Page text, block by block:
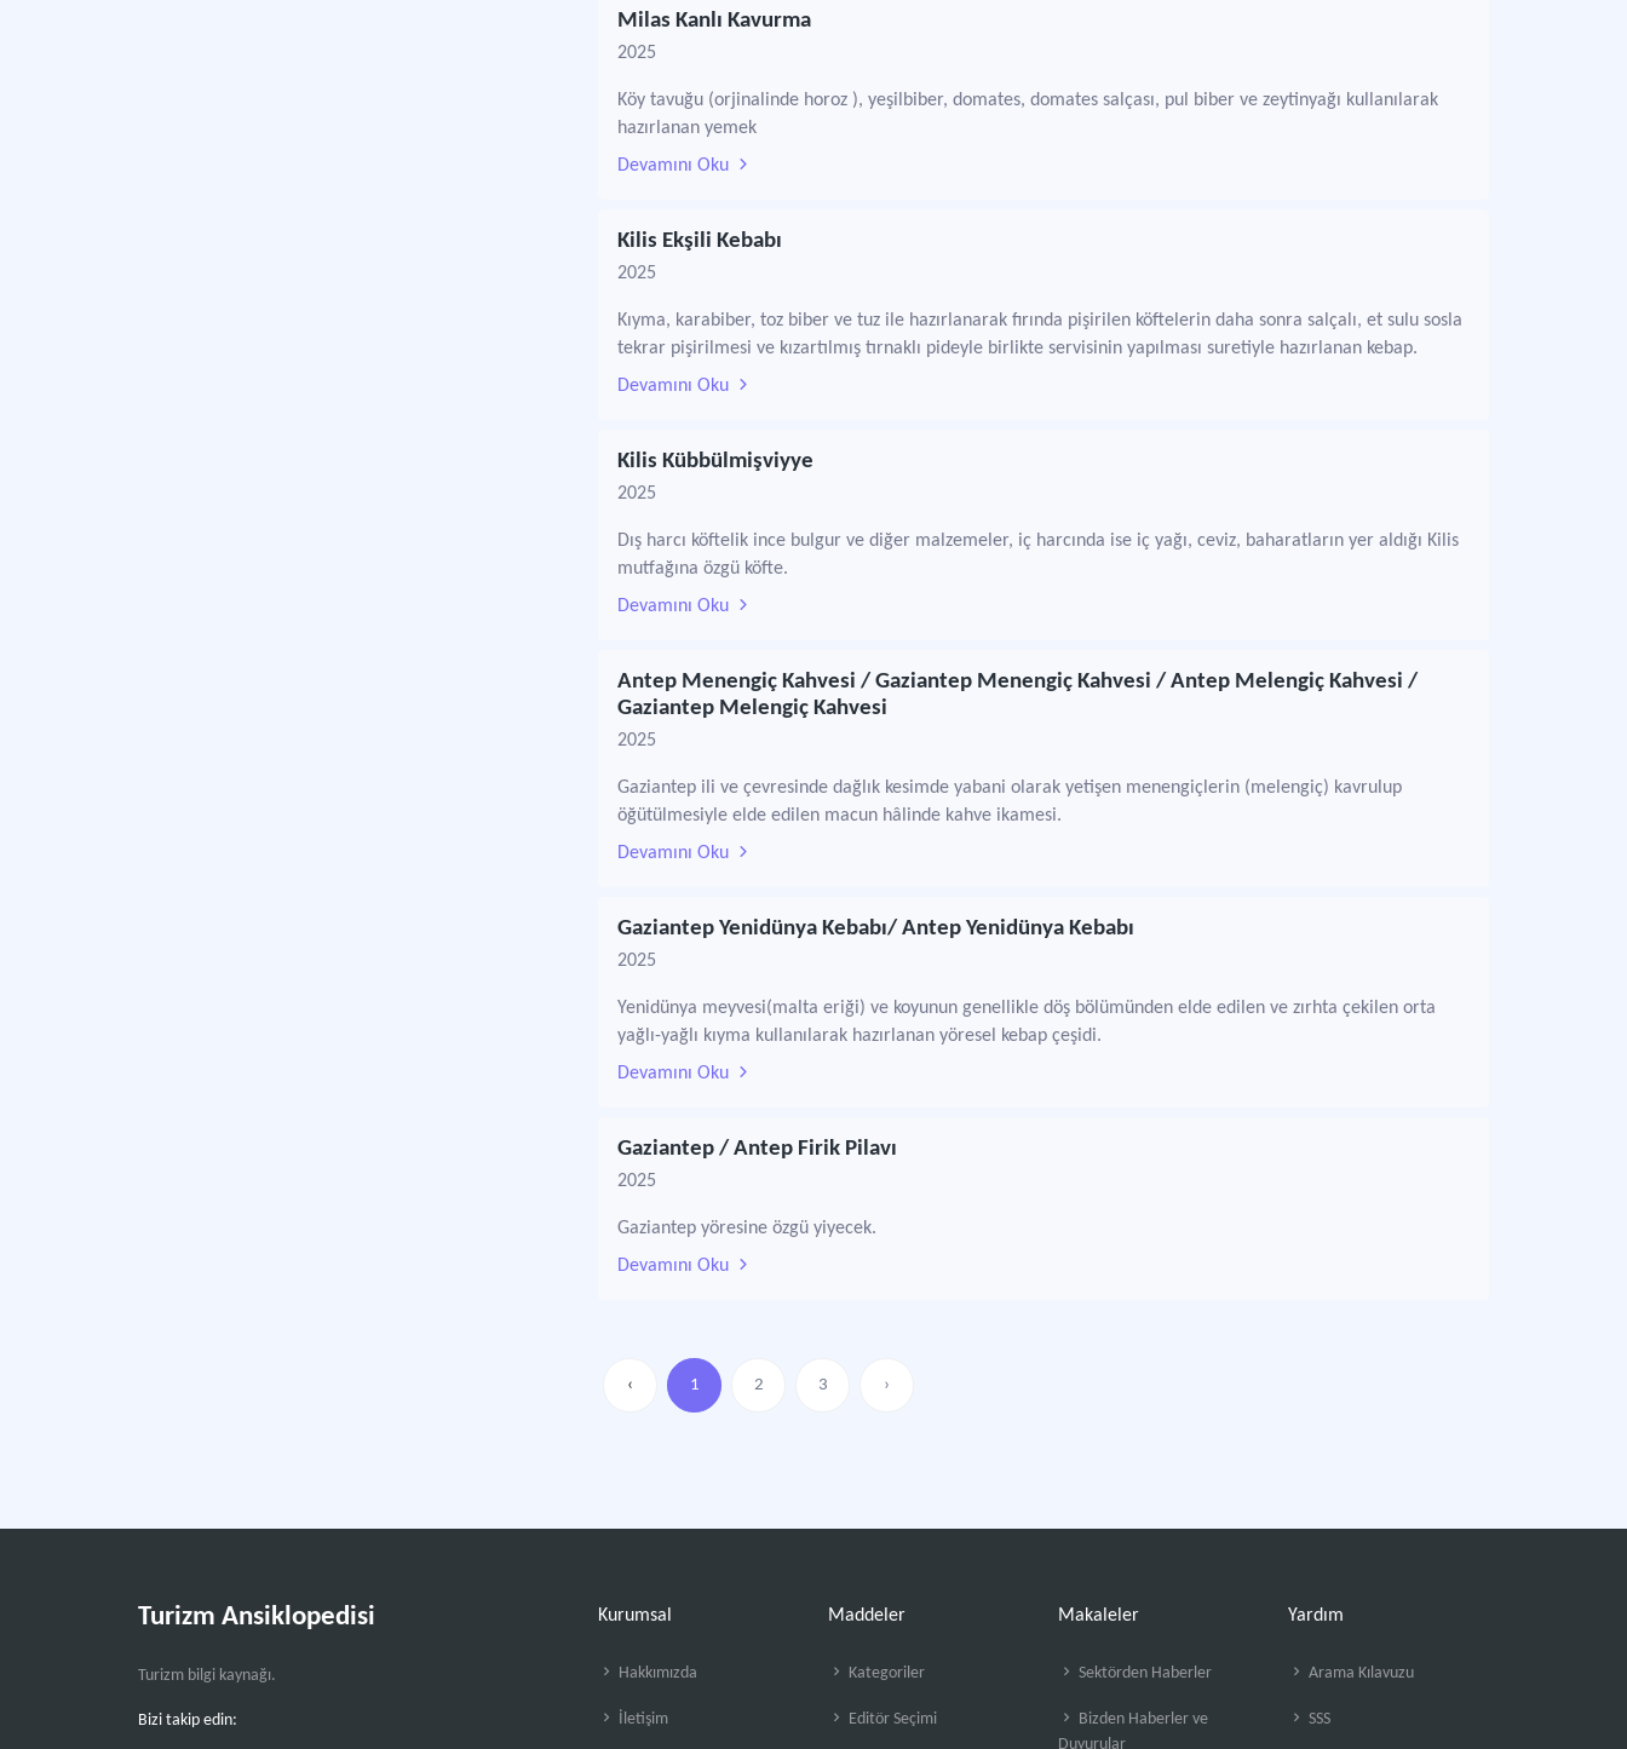
Milas Kanlı Kavurma
2025
Köy tavuğu (orjinalinde horoz ), yeşilbiber, domates, domates salçası, pul biber ve zeytinyağı kullanılarak
hazırlanan yemek
Devamını Oku
Kilis Ekşili Kebabı
2025
Kıyma, karabiber, toz biber ve tuz ile hazırlanarak fırında pişirilen köftelerin daha sonra salçalı, et sulu sosla
tekrar pişirilmesi ve kızartılmış tırnaklı pideyle birlikte servisinin yapılması suretiyle hazırlanan kebap.
Devamını Oku
Kilis Kübbülmişviyye
2025
Dış harcı köftelik ince bulgur ve diğer malzemeler, iç harcında ise iç yağı, ceviz, baharatların yer aldığı Kilis
mutfağına özgü köfte.
Devamını Oku
Antep Menengiç Kahvesi / Gaziantep Menengiç Kahvesi / Antep Melengiç Kahvesi /
Gaziantep Melengiç Kahvesi
2025
Gaziantep ili ve çevresinde dağlık kesimde yabani olarak yetişen menengiçlerin (melengiç) kavrulup
öğütülmesiyle elde edilen macun hâlinde kahve ikamesi.
Devamını Oku
Gaziantep Yenidünya Kebabı/ Antep Yenidünya Kebabı
2025
Yenidünya meyvesi(malta eriği) ve koyunun genellikle döş bölümünden elde edilen ve zırhta çekilen orta
yağlı-yağlı kıyma kullanılarak hazırlanan yöresel kebap çeşidi.
Devamını Oku
Gaziantep / Antep Firik Pilavı
2025
Gaziantep yöresine özgü yiyecek.
Devamını Oku
‹ 1 2 3 ›
Turizm Ansiklopedisi
Turizm bilgi kaynağı.
Bizi takip edin:
Kurumsal
Hakkımızda
İletişim
Maddeler
Kategoriler
Editör Seçimi
Makaleler
Sektörden Haberler
Bizden Haberler ve
Duyurular
Yardım
Arama Kılavuzu
SSS